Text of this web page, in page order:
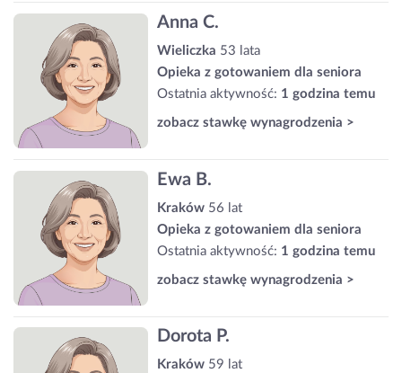
Anna C.
Wieliczka 53 lata
Opieka z gotowaniem dla seniora
Ostatnia aktywność: 1 godzina temu
zobacz stawkę wynagrodzenia >
Ewa B.
Kraków 56 lat
Opieka z gotowaniem dla seniora
Ostatnia aktywność: 1 godzina temu
zobacz stawkę wynagrodzenia >
Dorota P.
Kraków 59 lat